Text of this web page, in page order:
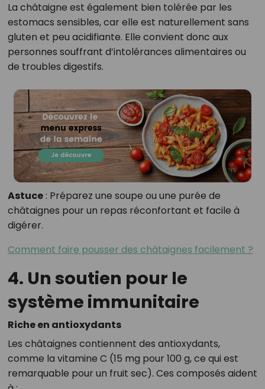
La châtaigne est également bien tolérée par les
estomacs sensibles, car elle est naturellement sans
gluten et peu acidifiante. Elle convient donc aux
personnes souffrant d’intolérances alimentaires ou
de troubles digestifs.
Astuce: Préparez une soupe ou une purée de
châtaignes pour un repas réconfortant et facile à
digérer.
Comment faire pousser des châtaignes facilement ?
4. Un soutien pour le
système immunitaire
Riche en antioxydants
Les châtaignes contiennent des antioxydants,
comme la vitamine C (15 mg pour 100 g, ce qui est
remarquable pour un fruit sec). Ces composés aident